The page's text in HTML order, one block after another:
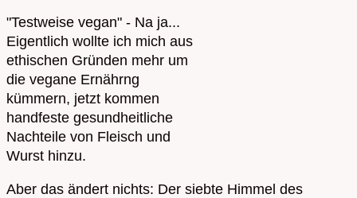
"Testweise vegan" - Na ja...
Eigentlich wollte ich mich aus
ethischen Gründen mehr um
die vegane Ernährng
kümmern, jetzt kommen
handfeste gesundheitliche
Nachteile von Fleisch und
Wurst hinzu.
Aber das ändert nichts: Der siebte Himmel des